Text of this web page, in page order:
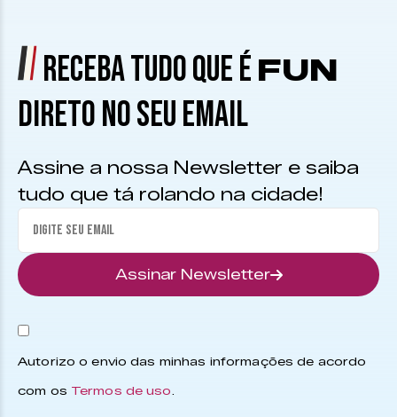
RECEBA TUDO QUE É FUN
DIRETO NO SEU EMAIL
Assine a nossa Newsletter e saiba
tudo que tá rolando na cidade!
Assinar Newsletter
Autorizo o envio das minhas informações de acordo
com os Termos de uso.